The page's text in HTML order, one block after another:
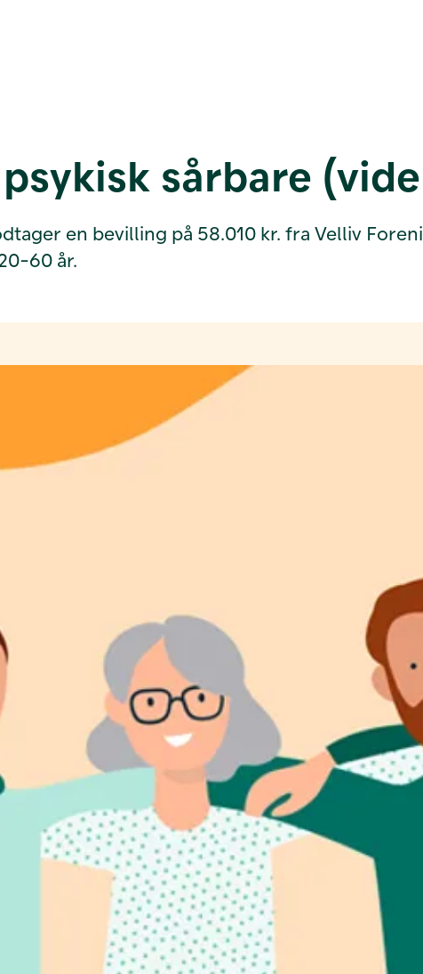
sårbare
en bevilling på 58.010 kr. fra Velliv
60 år.